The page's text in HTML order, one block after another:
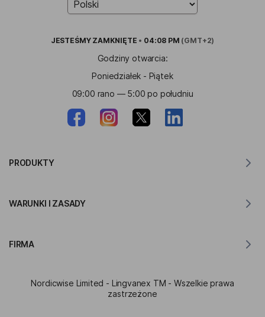
JESTEŚMY ZAMKNIĘTE • 04:08 PM (GMT+2)
Godziny otwarcia:
Poniedziałek - Piątek
09:00 rano — 5:00 po południu
PRODUKTY
Tłumacz dla Edge
Tłumacz dla Firefox
WARUNKI I ZASADY
Formularz Zgłoszeniowy do Programu Partnerskiego
FIRMA
Zestaw prasowy
Nordicwise Limited - Lingvanex TM - Wszelkie prawa
zastrzeżone